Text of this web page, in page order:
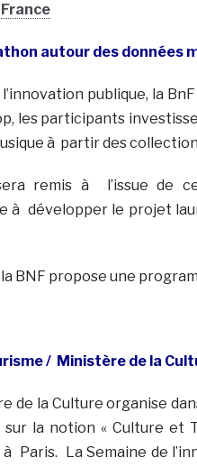
autour des données
publique, la
les participants
à partir des
remis à l’issue de
à développer le projet
BNF propose une
/ Ministère de la
de la Culture organise
la notion « Culture et
Paris. La Semaine de